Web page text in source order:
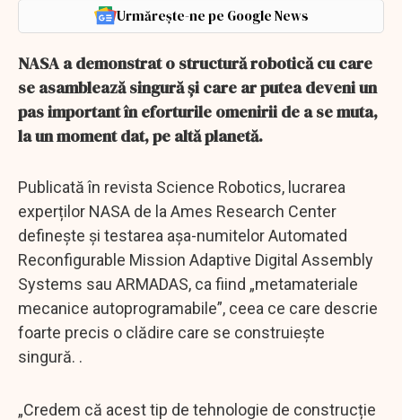
Urmărește-ne pe Google News
NASA a demonstrat o structură robotică cu care
se asamblează singură și care ar putea deveni un
pas important în eforturile omenirii de a se muta,
la un moment dat, pe altă planetă.
Publicată în revista Science Robotics, lucrarea
experților NASA de la Ames Research Center
definește și testarea așa-numitelor Automated
Reconfigurable Mission Adaptive Digital Assembly
Systems sau ARMADAS, ca fiind „metamateriale
mecanice autoprogramabile”, ceea ce care descrie
foarte precis o clădire care se construiește
singură. .
„Credem că acest tip de tehnologie de construcție